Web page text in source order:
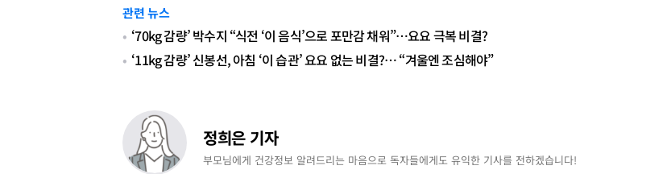
관련 뉴스
‘70kg 감량’ 박수지 “식전 ‘이 음식’으로 포만감 채워”…요요 극복 비결?
‘11kg 감량’ 신봉선, 아침 ‘이 습관’ 요요 없는 비결?… “겨울엔 조심해야”
정희은 기자
부모님에게 건강정보 알려드리는 마음으로 독자들에게도 유익한 기사를 전하겠습니다!